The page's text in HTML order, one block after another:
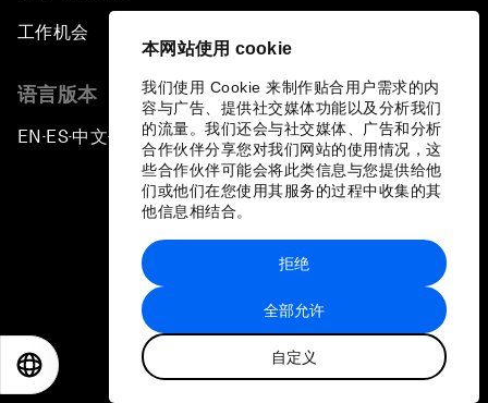
本网站使用 cookie
我们使用 Cookie 来制作贴合用户需求的内
容与广告、提供社交媒体功能以及分析我们
的流量。我们还会与社交媒体、广告和分析
合作伙伴分享您对我们网站的使用情况，这
些合作伙伴可能会将此类信息与您提供给他
们或他们在您使用其服务的过程中收集的其
他信息相结合。
全部允许
自定义
拒绝
工作机会
语言版本
EN ▪ES▪中文▪ 日本語
站点地图
世界经济论坛